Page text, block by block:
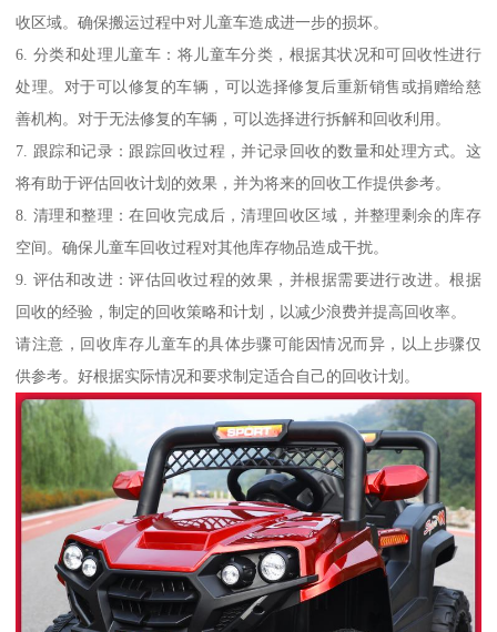
收区域。确保搬运过程中对儿童车造成进一步的损坏。
6. 分类和处理儿童车：将儿童车分类，根据其状况和可回收性进行
处理。对于可以修复的车辆，可以选择修复后重新销售或捐赠给慈
善机构。对于无法修复的车辆，可以选择进行拆解和回收利用。
7. 跟踪和记录：跟踪回收过程，并记录回收的数量和处理方式。这
将有助于评估回收计划的效果，并为将来的回收工作提供参考。
8. 清理和整理：在回收完成后，清理回收区域，并整理剩余的库存
空间。确保儿童车回收过程对其他库存物品造成干扰。
9. 评估和改进：评估回收过程的效果，并根据需要进行改进。根据
回收的经验，制定的回收策略和计划，以减少浪费并提高回收率。
请注意，回收库存儿童车的具体步骤可能因情况而异，以上步骤仅
供参考。好根据实际情况和要求制定适合自己的回收计划。